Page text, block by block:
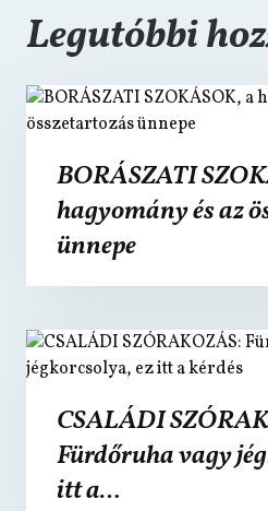
Legutóbbi
BORÁSZATI
hagyomány és az
ünnepe
CSALÁDI
Fürdőruha vagy
itt a…